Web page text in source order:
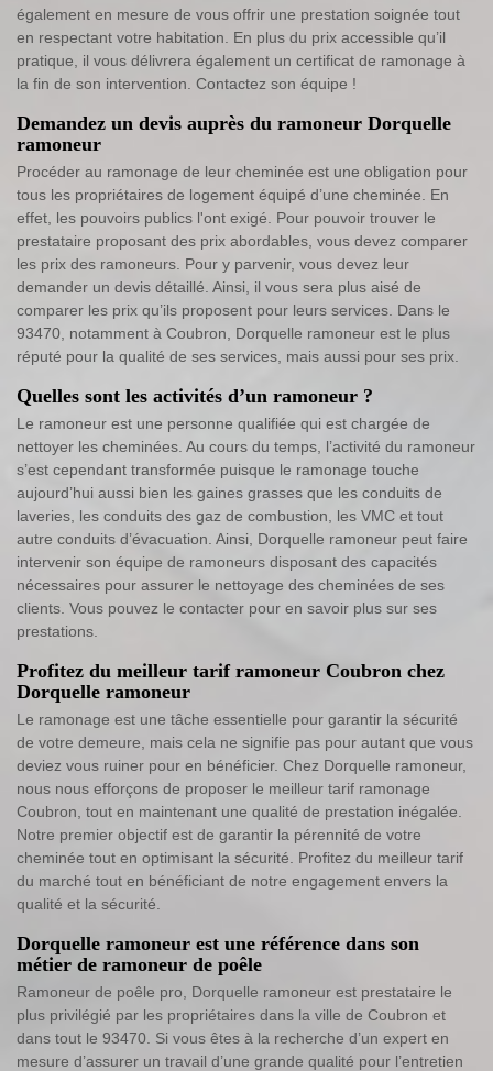
également en mesure de vous offrir une prestation soignée tout
en respectant votre habitation. En plus du prix accessible qu’il
pratique, il vous délivrera également un certificat de ramonage à
la fin de son intervention. Contactez son équipe !
Demandez un devis auprès du ramoneur Dorquelle
ramoneur
Procéder au ramonage de leur cheminée est une obligation pour
tous les propriétaires de logement équipé d’une cheminée. En
effet, les pouvoirs publics l'ont exigé. Pour pouvoir trouver le
prestataire proposant des prix abordables, vous devez comparer
les prix des ramoneurs. Pour y parvenir, vous devez leur
demander un devis détaillé. Ainsi, il vous sera plus aisé de
comparer les prix qu’ils proposent pour leurs services. Dans le
93470, notamment à Coubron, Dorquelle ramoneur est le plus
réputé pour la qualité de ses services, mais aussi pour ses prix.
Quelles sont les activités d’un ramoneur ?
Le ramoneur est une personne qualifiée qui est chargée de
nettoyer les cheminées. Au cours du temps, l’activité du ramoneur
s’est cependant transformée puisque le ramonage touche
aujourd’hui aussi bien les gaines grasses que les conduits de
laveries, les conduits des gaz de combustion, les VMC et tout
autre conduits d’évacuation. Ainsi, Dorquelle ramoneur peut faire
intervenir son équipe de ramoneurs disposant des capacités
nécessaires pour assurer le nettoyage des cheminées de ses
clients. Vous pouvez le contacter pour en savoir plus sur ses
prestations.
Profitez du meilleur tarif ramoneur Coubron chez
Dorquelle ramoneur
Le ramonage est une tâche essentielle pour garantir la sécurité
de votre demeure, mais cela ne signifie pas pour autant que vous
deviez vous ruiner pour en bénéficier. Chez Dorquelle ramoneur,
nous nous efforçons de proposer le meilleur tarif ramonage
Coubron, tout en maintenant une qualité de prestation inégalée.
Notre premier objectif est de garantir la pérennité de votre
cheminée tout en optimisant la sécurité. Profitez du meilleur tarif
du marché tout en bénéficiant de notre engagement envers la
qualité et la sécurité.
Dorquelle ramoneur est une référence dans son
métier de ramoneur de poêle
Ramoneur de poêle pro, Dorquelle ramoneur est prestataire le
plus privilégié par les propriétaires dans la ville de Coubron et
dans tout le 93470. Si vous êtes à la recherche d’un expert en
mesure d’assurer un travail d’une grande qualité pour l’entretien